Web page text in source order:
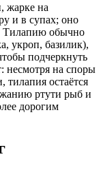
жарке на
и в супах; оно
Тилапию обычно
укроп, базилик),
подчеркнуть
несмотря на споры
тилапия остаётся
ртути рыб и
дорогим